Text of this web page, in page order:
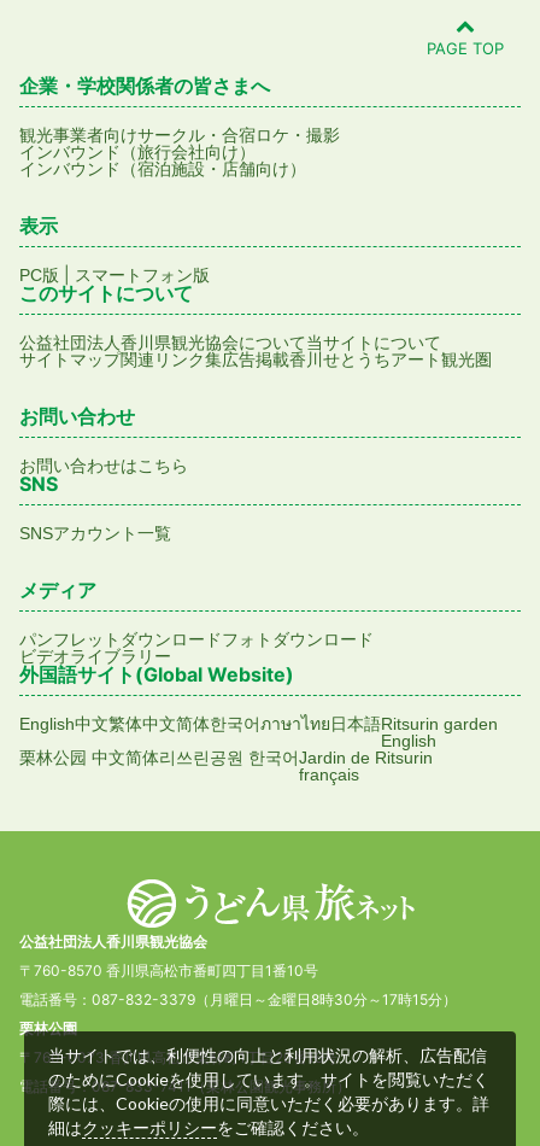
PAGE TOP
企業・学校関係者の皆さまへ
観光事業者向けサークル・合宿ロケ・撮影
インバウンド（旅行会社向け）
インバウンド（宿泊施設・店舗向け）
表示
PC版 スマートフォン版
このサイトについて
公益社団法人香川県観光協会について当サイトについて
サイトマップ関連リンク集広告掲載香川せとうちアート観光圏
お問い合わせ
お問い合わせはこちら
SNS
SNSアカウント一覧
メディア
パンフレットダウンロードフォトダウンロード
ビデオライブラリー
外国語サイト(Global Website)
English中文繁体中文简体한국어ภาษาไทย日本語Ritsurin garden
English
栗林公园 中文简体리쓰린공원 한국어Jardin de Ritsurin
français
公益社団法人香川県観光協会
〒760-8570 香川県高松市番町四丁目1番10号
電話番号：087-832-3379（月曜日～金曜日8時30分～17時15分）
栗林公園
〒760-0073 香川県高松市栗林町1丁目20番16号
電話番号：087-833-7411（栗林公園観光事務所）
当サイトでは、利便性の向上と利用状況の解析、広告配信
のためにCookieを使用しています。サイトを閲覧いただく
際には、Cookieの使用に同意いただく必要があります。詳
細はクッキーポリシーをご確認ください。